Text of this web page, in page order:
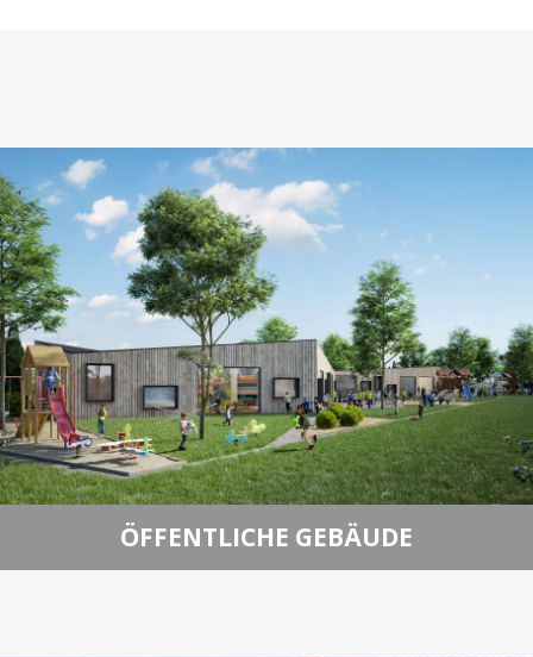
ÖFFENTLICHE GEBÄUDE